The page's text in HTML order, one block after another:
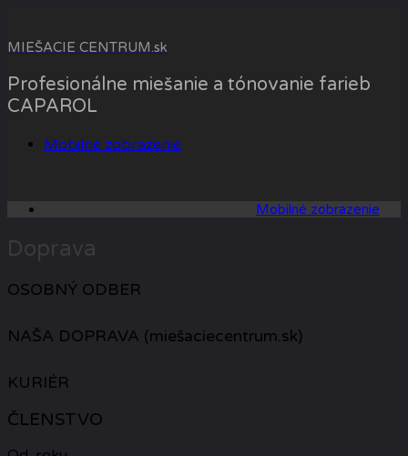
content
MIEŠACIE CENTRUM.sk
Profesionálne miešanie a tónovanie farieb
CAPAROL
Mobilné zobrazenie
Mobilné zobrazenie
Doprava
OSOBNÝ ODBER
NAŠA DOPRAVA (miešaciecentrum.sk)
KURIÉR
ČLENSTVO